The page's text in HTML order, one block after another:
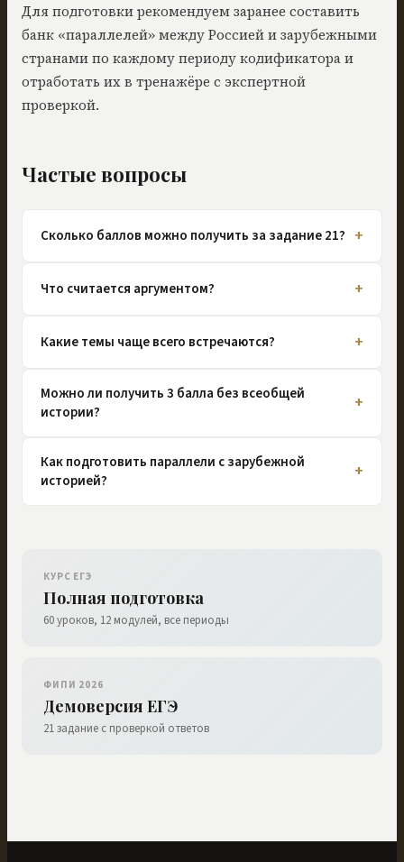
Для подготовки рекомендуем заранее составить
банк «параллелей» между Россией и зарубежными
странами по каждому периоду кодификатора и
отработать их в тренажёре с экспертной
проверкой.
Частые вопросы
Сколько баллов можно получить за задание 21? +
Что считается аргументом? +
Какие темы чаще всего встречаются? +
Можно ли получить 3 балла без всеобщей
истории?
+
Как подготовить параллели с зарубежной
историей?
+
КУРС ЕГЭ
Полная подготовка
60 уроков, 12 модулей, все периоды
ФИПИ 2026
Демоверсия ЕГЭ
21 задание с проверкой ответов